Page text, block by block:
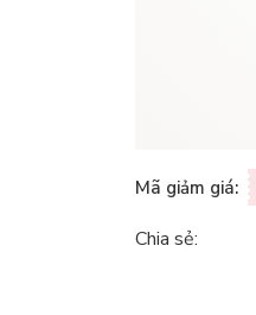
Mã giảm giá:
Chia sẻ: